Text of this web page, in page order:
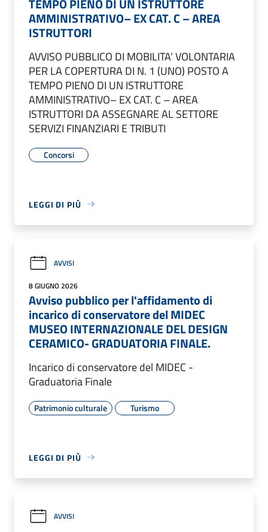
AMMINISTRATIVO– EX CAT. C – AREA
ISTRUTTORI
AVVISO PUBBLICO DI MOBILITA’ VOLONTARIA
PER LA COPERTURA DI N. 1 (UNO) POSTO A
TEMPO PIENO DI UN ISTRUTTORE
AMMINISTRATIVO– EX CAT. C – AREA
ISTRUTTORI DA ASSEGNARE AL SETTORE
SERVIZI FINANZIARI E TRIBUTI
Concorsi
LEGGI DI PIÙ
AVVISI
8 GIUGNO 2026
Avviso pubblico per l'affidamento di
incarico di conservatore del MIDEC
MUSEO INTERNAZIONALE DEL DESIGN
CERAMICO- GRADUATORIA FINALE.
Incarico di conservatore del MIDEC -
Graduatoria Finale
Patrimonio culturale Turismo
LEGGI DI PIÙ
AVVISI